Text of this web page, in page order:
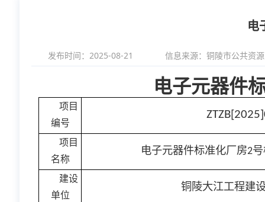
电
发布时间：2025-08-21 信息来源： 铜陵市公共资
电子元器件
项目
编号
项目
名称
电子元器件标准化厂房2
建设
单位
铜陵大江工程建